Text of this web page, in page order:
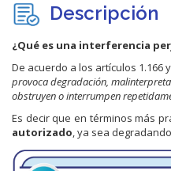
Descripción
¿Qué es una interferencia
De acuerdo a los artículos 1.166
provoca degradación,
obstruyen o interrumpen
Es decir que en términos más
autorizado, ya sea